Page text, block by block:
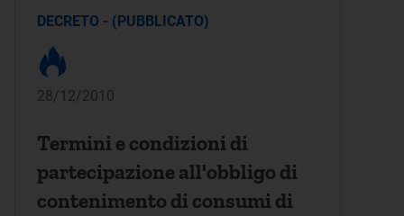
DECRETO - (PUBBLICATO)
28/12/2010
Termini e condizioni di
partecipazione all'obbligo di
contenimento di consumi di